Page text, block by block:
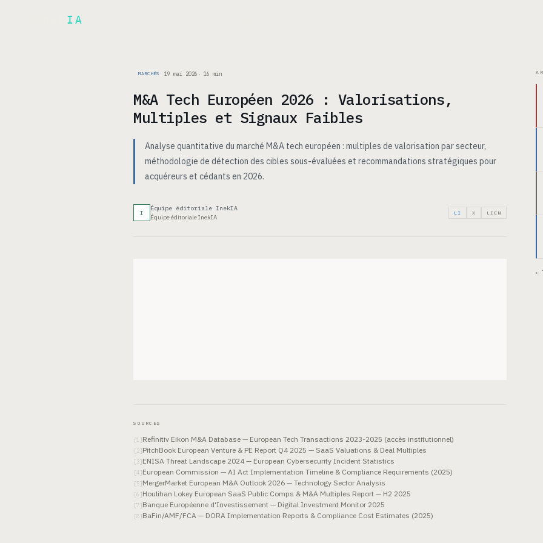
IA
MARCHÉS 19 mai 2026 · 16 min
M&A Tech Européen 2026 : Valorisations,
Multiples et Signaux Faibles
Analyse quantitative du marché M&A tech européen : multiples de valorisation par secteur,
méthodologie de détection des cibles sous-évaluées et recommandations stratégiques pour
acquéreurs et cédants en 2026.
I
Équipe éditoriale InekIA
Équipe éditoriale InekIA
LI X LIEN
SOURCES
[1 ]Refinitiv Eikon M&A Database — European Tech Transactions 2023-2025 (accès institutionnel)
[2]PitchBook European Venture & PE Report Q4 2025 — SaaS Valuations & Deal Multiples
[ 3]ENISA Threat Landscape 2024 — European Cybersecurity Incident Statistics
[4 ]European Commission — AI Act Implementation Timeline & Compliance Requirements (2025)
[5]MergerMarket European M&A Outlook 2026 — Technology Sector Analysis
[6 ]Houlihan Lokey European SaaS Public Comps & M&A Multiples Report — H2 2025
[7 ]Banque Européenne d'Investissement — Digital Investment Monitor 2025
[8]BaFin/AMF/FCA — DORA Implementation Reports & Compliance Cost Estimates (2025)
←